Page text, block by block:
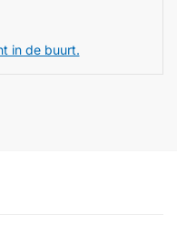
in de buurt.